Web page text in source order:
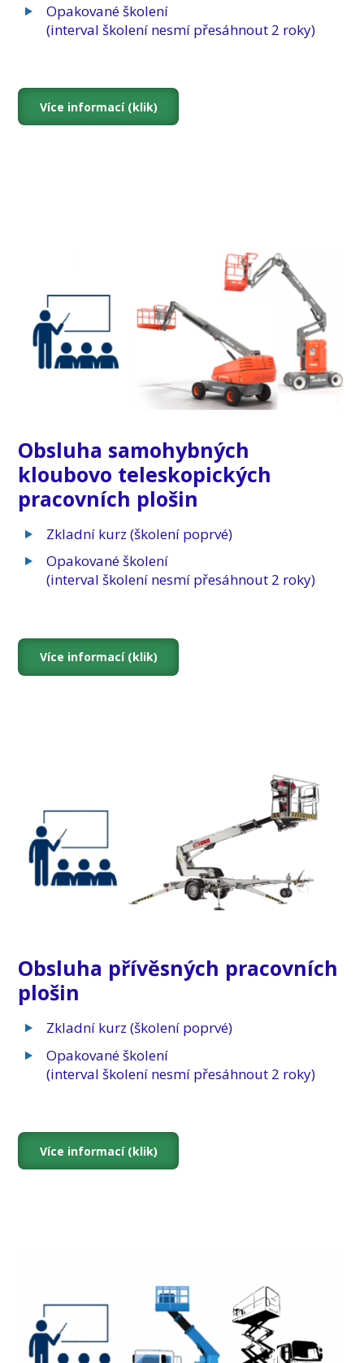
Opakované školení
(interval školení nesmí přesáhnout 2 roky)
Více informací (klik)
Obsluha samohybných
kloubovo teleskopických
pracovních plošin
Zkladní kurz (školení poprvé)
Opakované školení
(interval školení nesmí přesáhnout 2 roky)
Více informací (klik)
Obsluha přívěsných pracovních
plošin
Zkladní kurz (školení poprvé)
Opakované školení
(interval školení nesmí přesáhnout 2 roky)
Více informací (klik)